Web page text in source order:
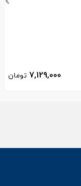
7,129,000 تومان